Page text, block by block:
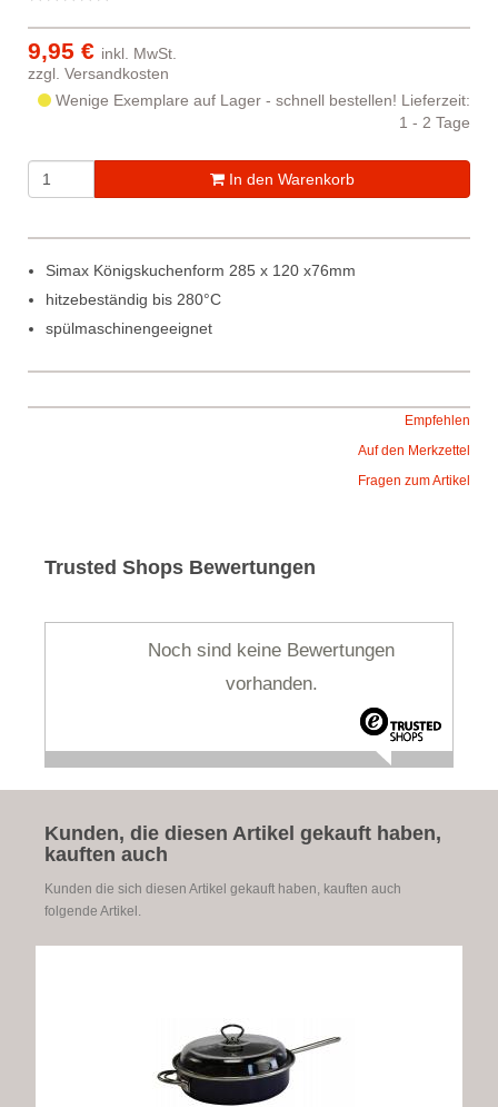
9,95 € inkl. MwSt.
zzgl. Versandkosten
Wenige Exemplare auf Lager - schnell bestellen! Lieferzeit:
1 - 2 Tage
In den Warenkorb
Simax Königskuchenform 285 x 120 x76mm
hitzebeständig bis 280°C
spülmaschinengeeignet
Empfehlen
Auf den Merkzettel
Fragen zum Artikel
Trusted Shops Bewertungen
Noch sind keine Bewertungen
vorhanden.
Kunden, die diesen Artikel gekauft haben,
kauften auch
Kunden die sich diesen Artikel gekauft haben, kauften auch
folgende Artikel.